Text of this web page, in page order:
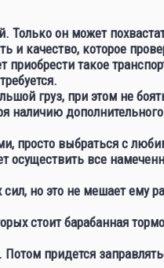
он может
качество, которое
такое
груз, при этом не
наличию
просто выбраться с
осуществить все
но это не мешает ему
стоит барабанная
придется